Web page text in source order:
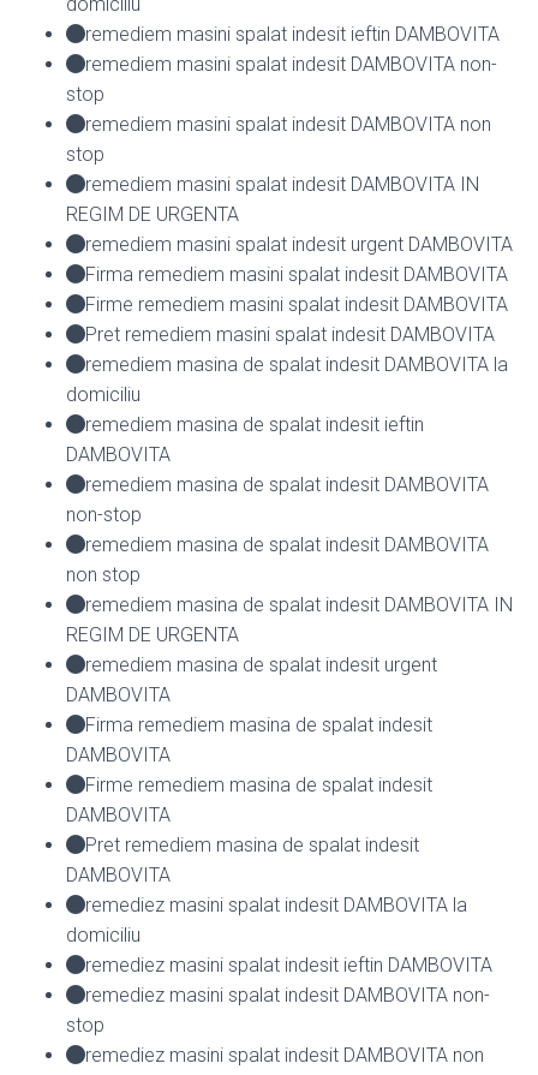
remediem masini spalat indesit ieftin DAMBOVITA
remediem masini spalat indesit DAMBOVITA non-
stop
remediem masini spalat indesit DAMBOVITA non
stop
remediem masini spalat indesit DAMBOVITA IN
REGIM DE URGENTA
remediem masini spalat indesit urgent DAMBOVITA
Firma remediem masini spalat indesit DAMBOVITA
Firme remediem masini spalat indesit DAMBOVITA
Pret remediem masini spalat indesit DAMBOVITA
remediem masina de spalat indesit DAMBOVITA la
domiciliu
remediem masina de spalat indesit ieftin
DAMBOVITA
remediem masina de spalat indesit DAMBOVITA
non-stop
remediem masina de spalat indesit DAMBOVITA
non stop
remediem masina de spalat indesit DAMBOVITA IN
REGIM DE URGENTA
remediem masina de spalat indesit urgent
DAMBOVITA
Firma remediem masina de spalat indesit
DAMBOVITA
Firme remediem masina de spalat indesit
DAMBOVITA
Pret remediem masina de spalat indesit
DAMBOVITA
remediez masini spalat indesit DAMBOVITA la
domiciliu
remediez masini spalat indesit ieftin DAMBOVITA
remediez masini spalat indesit DAMBOVITA non-
stop
remediez masini spalat indesit DAMBOVITA non